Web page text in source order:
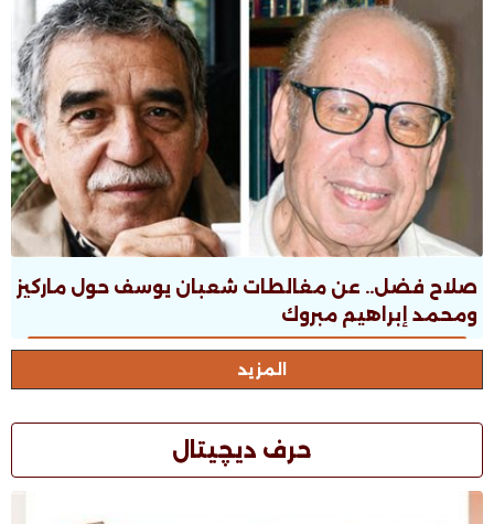
صلاح فضل.. عن مغالطات شعبان يوسف حول ماركيز
ومحمد إبراهيم مبروك
المزيد
حرف ديچيتال